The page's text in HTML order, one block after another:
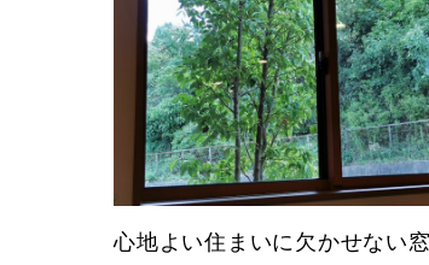
心地よい住まいに欠かせない